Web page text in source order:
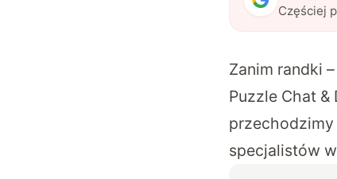
Częściej
Zanim randki
Puzzle Chat
specjalistów